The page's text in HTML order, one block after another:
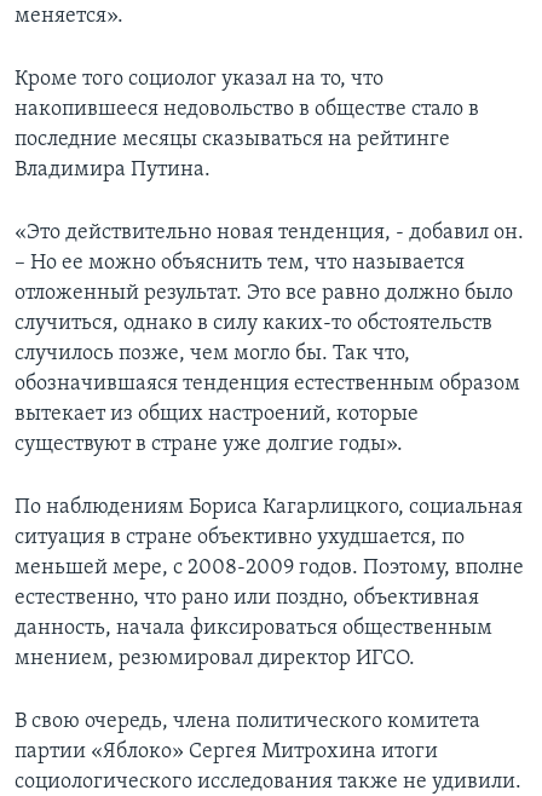
меняется».
Кроме того социолог указал на то, что
накопившееся недовольство в обществе стало в
последние месяцы сказываться на рейтинге
Владимира Путина.
«Это действительно новая тенденция, - добавил он.
– Но ее можно объяснить тем, что называется
отложенный результат. Это все равно должно было
случиться, однако в силу каких-то обстоятельств
случилось позже, чем могло бы. Так что,
обозначившаяся тенденция естественным образом
вытекает из общих настроений, которые
существуют в стране уже долгие годы».
По наблюдениям Бориса Кагарлицкого, социальная
ситуация в стране объективно ухудшается, по
меньшей мере, с 2008-2009 годов. Поэтому, вполне
естественно, что рано или поздно, объективная
данность, начала фиксироваться общественным
мнением, резюмировал директор ИГСО.
В свою очередь, члена политического комитета
партии «Яблоко» Сергея Митрохина итоги
социологического исследования также не удивили.